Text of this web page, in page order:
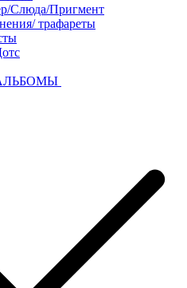
Слюда/Пригмент
трафареты